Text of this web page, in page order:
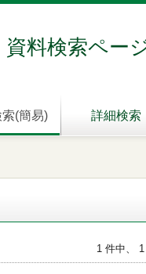
料検索ペー
(簡易) 詳細検索
1 件中、 1